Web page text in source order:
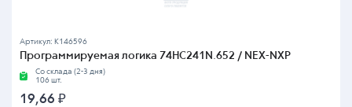
Артикул: K146596
Программируемая логика 74HC241N.652 / NEX-NXP
Со склада (2-3 дня)
106 шт.
19,66 ₽